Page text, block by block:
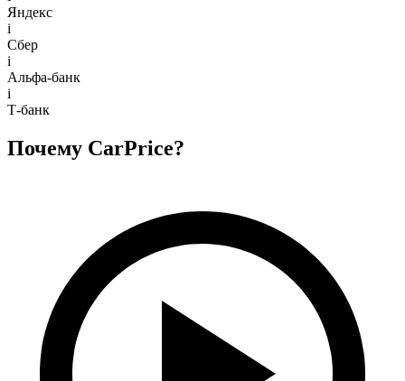
Яндекс
i
Сбер
i
Альфа-банк
i
Т-банк
Почему CarPrice?